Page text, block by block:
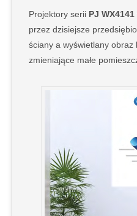
Projektory serii PJ WX4141
przez dzisiejsze
ściany a wyświetlany
zmieniające małe